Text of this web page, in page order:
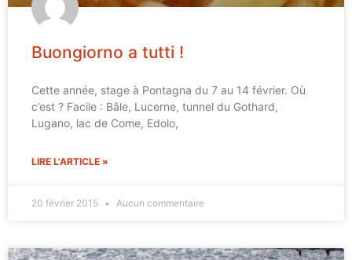
Buongiorno a tutti !
Cette année, stage à Pontagna du 7 au 14 février. Où
c’est ? Facile : Bâle, Lucerne, tunnel du Gothard,
Lugano, lac de Come, Edolo,
LIRE L'ARTICLE »
20 février 2015 Aucun commentaire